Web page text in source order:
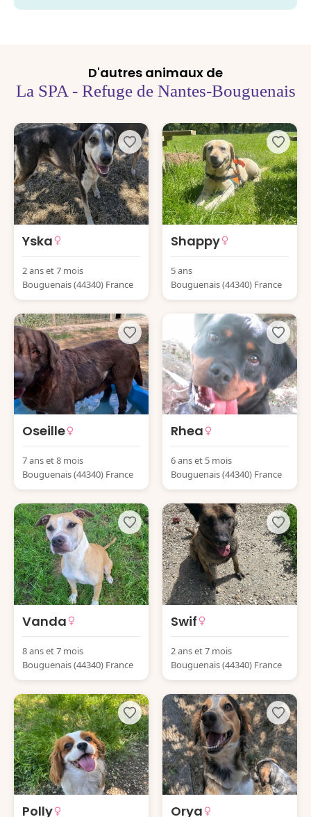
D'autres animaux de
La SPA - Refuge de Nantes-Bouguenais
Yska
2 ans et 7 mois
Bouguenais (44340) France
Shappy
5 ans
Bouguenais (44340) France
Oseille
7 ans et 8 mois
Bouguenais (44340) France
Rhea
6 ans et 5 mois
Bouguenais (44340) France
Vanda
8 ans et 7 mois
Bouguenais (44340) France
Swif
2 ans et 7 mois
Bouguenais (44340) France
Polly Orya